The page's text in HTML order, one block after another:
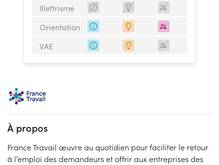
Illettrisme
Orientation
VAE
À propos
France Travail œuvre au quotidien pour faciliter le retour
à l’emploi des demandeurs et offrir aux entreprises des